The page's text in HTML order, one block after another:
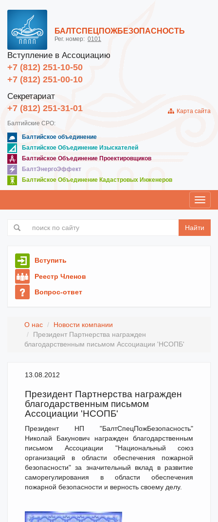
БАЛТСПЕЦПОЖБЕЗОПАСНОСТЬ
Рег. номер: 0101
Вступление в Ассоциацию
+7 (812) 251-10-50
+7 (812) 251-00-10
Секретариат
+7 (812) 251-31-01
Карта сайта
Балтийские СРО:
Балтийское объединение
Балтийское Объединение Изыскателей
Балтийское Объединение Проектировщиков
БалтЭнергоЭффект
Балтийское Объединение Кадастровых Инженеров
Найти
Вступить
Реестр Членов
Вопрос-ответ
О нас
Новости компании
Президент Партнерства награжден
благодарственным письмом Ассоциации 'НСОПБ'
13.08.2012
Президент Партнерства награжден
благодарственным письмом
Ассоциации 'НСОПБ'
Президент НП "БалтСпецПожБезопасность"
Николай Бакунович награжден благодарственным
письмом Ассоциации "Национальный союз
организаций в области обеспечения пожарной
безопасности" за значительный вклад в развитие
саморегулирования в области обеспечения
пожарной безопасности и верность своему делу.